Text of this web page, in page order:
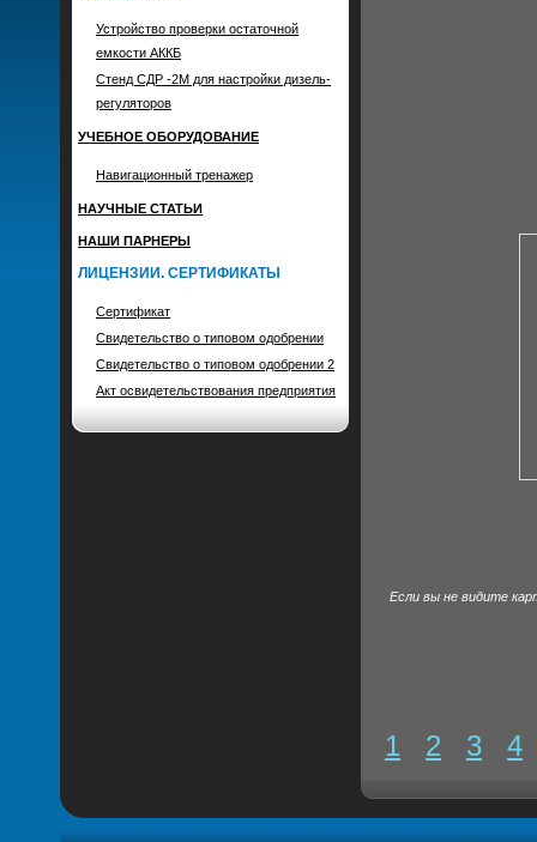
Устройство проверки остаточной
емкости АККБ
Стенд СДР -2М для настройки дизель-
регуляторов
УЧЕБНОЕ ОБОРУДОВАНИЕ
Навигационный тренажер
НАУЧНЫЕ СТАТЬИ
НАШИ ПАРНЕРЫ
ЛИЦЕНЗИИ. СЕРТИФИКАТЫ
Сертификат
Свидетельство о типовом одобрении
Свидетельство о типовом одобрении 2
Акт освидетельствования предприятия
Если вы не видите
1 2 3 4